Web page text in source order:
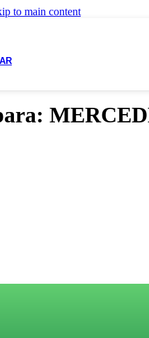
to main content